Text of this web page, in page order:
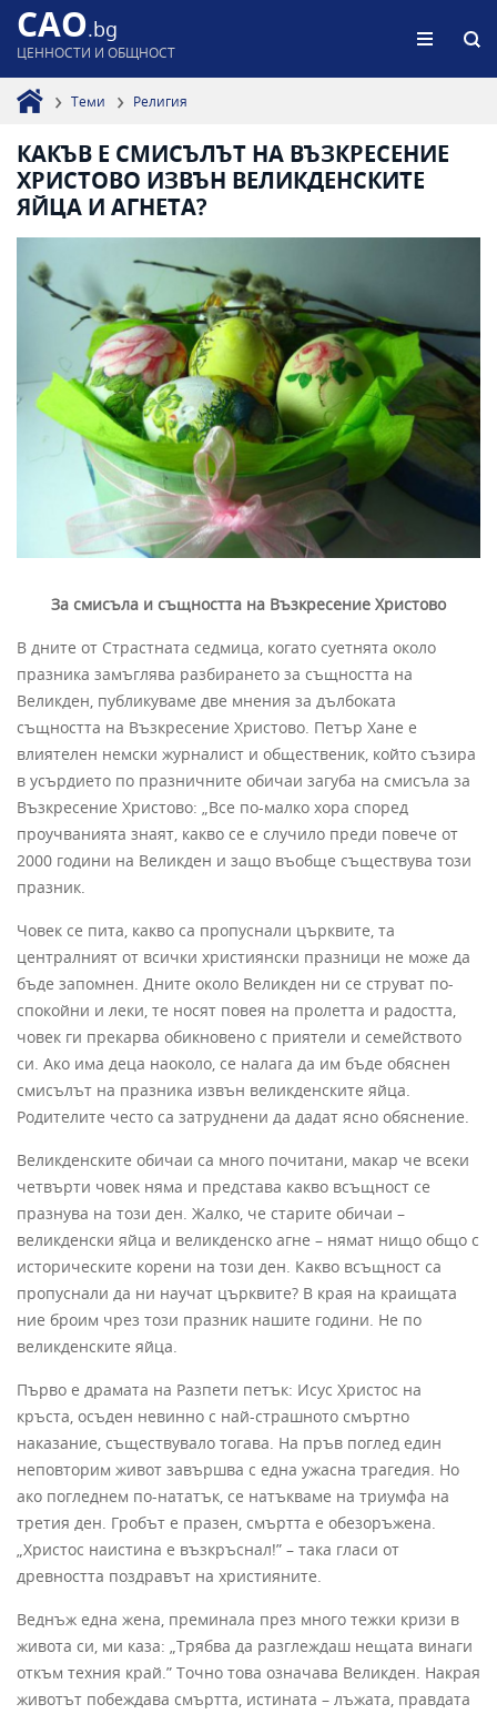
CAO.bg
ЦЕННОСТИ И ОБЩНОСТ
Теми Религия
КАКЪВ Е СМИСЪЛЪТ НА ВЪЗКРЕСЕНИЕ
ХРИСТОВО ИЗВЪН ВЕЛИКДЕНСКИТЕ
ЯЙЦА И АГНЕТА?
За смисъла и същността на Възкресение Христово
В дните от Страстната седмица, когато суетнята около
празника замъглява разбирането за същността на
Великден, публикуваме две мнения за дълбоката
същността на Възкресение Христово. Петър Хане е
влиятелен немски журналист и общественик, който съзира
в усърдието по празничните обичаи загуба на смисъла за
Възкресение Христово: „Все по-малко хора според
проучванията знаят, какво се е случило преди повече от
2000 години на Великден и защо въобще съществува този
празник.
Човек се пита, какво са пропуснали църквите, та
централният от всички християнски празници не може да
бъде запомнен. Дните около Великден ни се струват по-
спокойни и леки, те носят повея на пролетта и радостта,
човек ги прекарва обикновено с приятели и семейството
си. Ако има деца наоколо, се налага да им бъде обяснен
смисълът на празника извън великденските яйца.
Родителите често са затруднени да дадат ясно обяснение.
Великденските обичаи са много почитани, макар че всеки
четвърти човек няма и представа какво всъщност се
празнува на този ден. Жалко, че старите обичаи –
великденски яйца и великденско агне – нямат нищо общо с
историческите корени на този ден. Какво всъщност са
пропуснали да ни научат църквите? В края на краищата
ние броим чрез този празник нашите години. Не по
великденските яйца.
Първо е драмата на Разпети петък: Исус Христос на
кръста, осъден невинно с най-страшното смъртно
наказание, съществувало тогава. На пръв поглед един
неповторим живот завършва с една ужасна трагедия. Но
ако погледнем по-нататък, се натъкваме на триумфа на
третия ден. Гробът е празен, смъртта е обезоръжена.
„Христос наистина е възкръснал!” – така гласи от
древността поздравът на християните.
Веднъж една жена, преминала през много тежки кризи в
живота си, ми каза: „Трябва да разглеждаш нещата винаги
откъм техния край.” Точно това означава Великден. Накрая
животът побеждава смъртта, истината – лъжата, правдата